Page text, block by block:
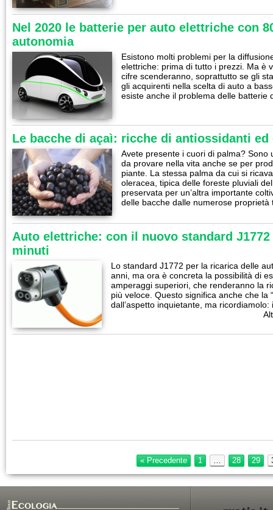
Nel 2020 le batterie per auto elettriche con
autonomia
Esistono molti problemi per la
elettriche: prima di tutto i prezzi. Ma è
cifre scenderanno, soprattutto se gli
gli acquirenti nella scelta di auto a
esiste anche il problema delle
Le bacche di açaì: ricche di antiossidanti ed
Avete presente i cuori di palma? Sono
da provare nella vita anche se per
piante. La stessa palma da cui si
oleracea, tipica delle foreste pluviali
preservata per un’altra importante
delle bacche dalle numerose
Auto elettriche: con il nuovo standard
minuti
Lo standard J1772 per la ricarica delle
anni, ma ora è concreta la possibilità di
amperaggi superiori, che renderanno la
più veloce. Questo significa anche che la
dall’aspetto inquietante, ma
« Precedente 1 … 28 29